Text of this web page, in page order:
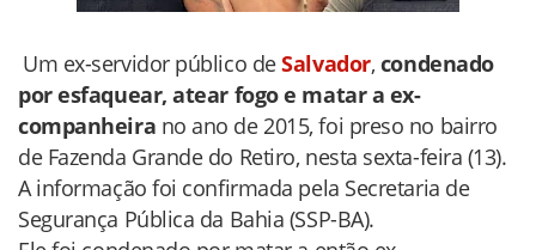
Um ex-servidor público deSalvador, condenado
por esfaquear, atear fogo e matar a ex-
companheira no ano de 2015, foi preso no bairro
de Fazenda Grande do Retiro, nesta sexta-feira (13).
A informação foi confirmada pela Secretaria de
Segurança Pública da Bahia (SSP-BA).